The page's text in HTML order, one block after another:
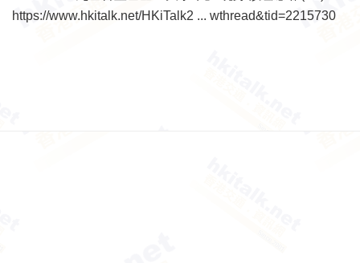
https://www.hkitalk.net/HKiTalk2 ... wthread&tid=2215730